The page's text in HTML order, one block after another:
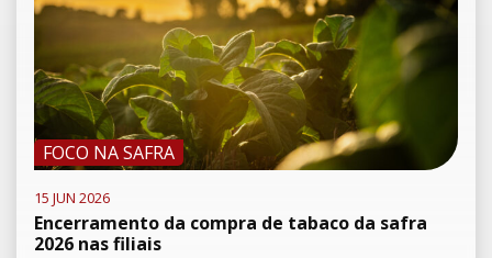
FOCO NA SAFRA
15 JUN 2026
Encerramento da compra de tabaco da safra
2026 nas filiais